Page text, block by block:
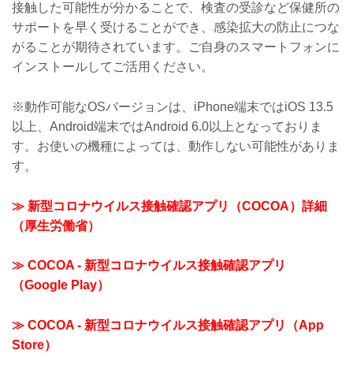
接触した可能性が分かることで、検査の受診など保健所の
サポートを早く受けることができ、感染拡大の防止につな
がることが期待されています。ご自身のスマートフォンに
インストールしてご活用ください。
※動作可能なOSバージョンは、iPhone端末ではiOS 13.5
以上、Android端末ではAndroid 6.0以上となっておりま
す。お使いの機種によっては、動作しない可能性がありま
す。
≫ 新型コロナウイルス接触確認アプリ（COCOA）詳細
（厚生労働省）
≫ COCOA - 新型コロナウイルス接触確認アプリ
（Google Play）
≫ COCOA - 新型コロナウイルス接触確認アプリ（App
Store）